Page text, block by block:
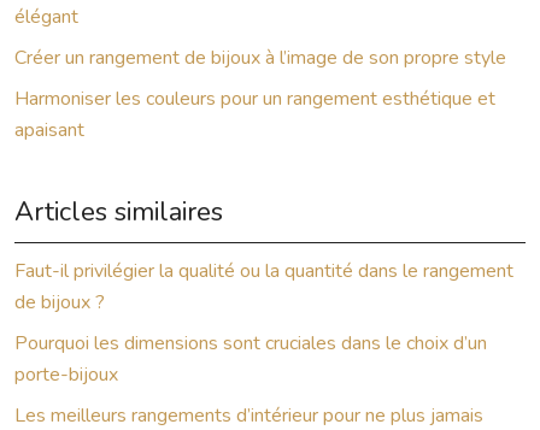
élégant
Créer un rangement de bijoux à l’image de son propre style
Harmoniser les couleurs pour un rangement esthétique et
apaisant
Articles similaires
Faut-il privilégier la qualité ou la quantité dans le rangement
de bijoux ?
Pourquoi les dimensions sont cruciales dans le choix d’un
porte-bijoux
Les meilleurs rangements d’intérieur pour ne plus jamais